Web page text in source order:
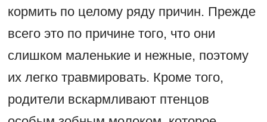
кормить по целому ряду причин. Прежде
всего это по причине того, что они
слишком маленькие и нежные, поэтому
их легко травмировать. Кроме того,
родители вскармливают птенцов